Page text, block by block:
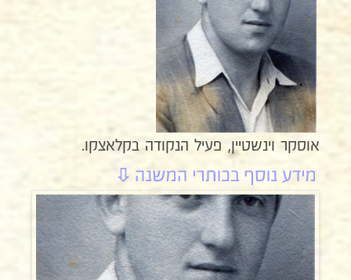
אוסקר וינשטיין, פעיל הנקודה בקלאצקו.